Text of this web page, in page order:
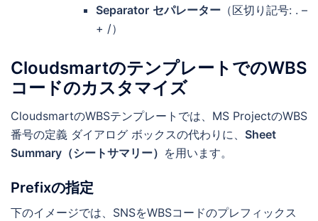
Separator セパレーター （区切り記号: . –
+ /）
CloudsmartのテンプレートでのWBS
コードのカスタマイズ
CloudsmartのWBSテンプレートでは、MS ProjectのWBS
番号の定義 ダイアログ ボックスの代わりに、 Sheet
Summary（シートサマリー） を用います。
Prefixの指定
下のイメージでは、SNSをWBSコードのプレフィックス